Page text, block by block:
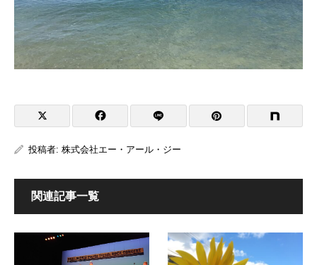
投稿者: 株式会社エー・アール・ジー
関連記事一覧